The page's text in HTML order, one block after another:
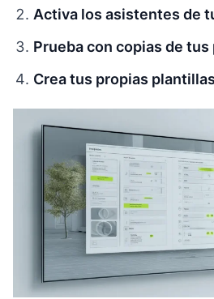
Activa los asistentes de
Prueba con copias de
Crea tus propias